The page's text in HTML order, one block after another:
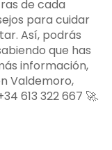
de cada
para cuidar
Así, podrás
que has
información,
Valdemoro,
613 322 667 🚀.